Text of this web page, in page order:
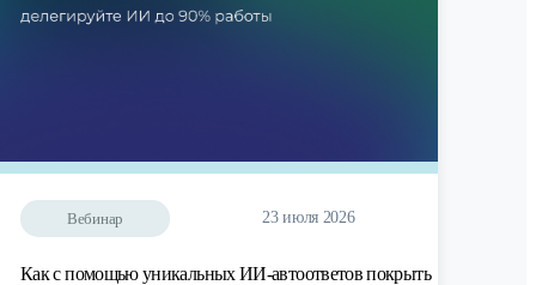
Вебинар 23 июля 2026
Как с помощью уникальных ИИ-автоответов покрыть